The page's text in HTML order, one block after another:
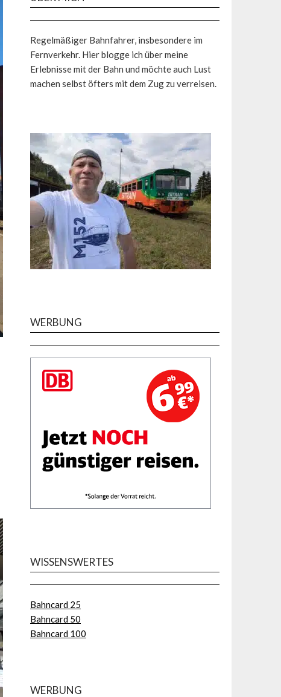
Regelmäßiger Bahnfahrer, insbesondere im
Fernverkehr. Hier blogge ich über meine
Erlebnisse mit der Bahn und möchte auch Lust
machen selbst öfters mit dem Zug zu verreisen.
WERBUNG
WISSENSWERTES
Bahncard 25
Bahncard 50
Bahncard 100
WERBUNG